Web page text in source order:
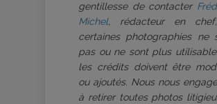
gentillesse de contacter
Michel, rédacteur en
certaines photographies ne
pas ou ne sont plus
les crédits doivent être
ou ajoutés. Nous nous
à retirer toutes photos